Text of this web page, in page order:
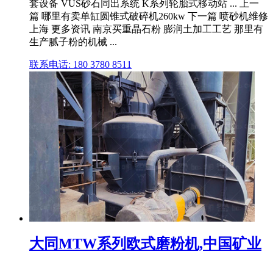
套设备 VUS砂石同出系统 K系列轮胎式移动站 ... 上一
篇 哪里有卖单缸圆锥式破碎机260kw 下一篇 喷砂机维修
上海 更多资讯 南京买重晶石粉 膨润土加工工艺 那里有
生产腻子粉的机械 ...
联系电话: 180 3780 8511
大同MTW系列欧式磨粉机,中国矿业